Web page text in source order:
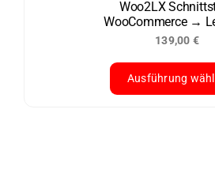
Woo2LX
WooCommerce →
139,00 €
Ausführung